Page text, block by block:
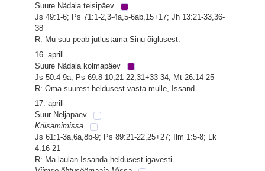
Suure Nädala teisipäev
Js 49:1-6; Ps 71:1-2,3-4a,5-6ab,15+17; Jh 13:21-33,36-
38
R: Mu suu peab jutlustama Sinu õiglusest.
16. aprill
Suure Nädala kolmapäev
Js 50:4-9a; Ps 69:8-10,21-22,31+33-34; Mt 26:14-25
R: Oma suurest heldusest vasta mulle, Issand.
17. aprill
Suur Neljapäev
Kriisamimissa
Js 61:1-3a,6a,8b-9; Ps 89:21-22,25+27; Ilm 1:5-8; Lk
4:16-21
R: Ma laulan Issanda heldusest igavesti.